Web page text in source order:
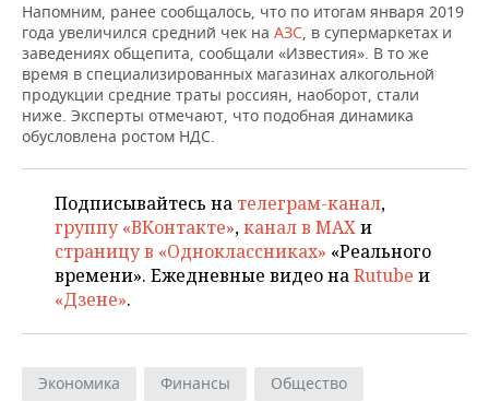
КИБЕРСПОРТ
ФИГУРНОЕ КАТАНИЕ
ВОДНЫЕ ВИДЫ СПОРТА
ХОККЕЙ С МЯЧОМ
КУЛЬТУРА
МЕДИЦИНА
ОБРАЗОВАНИЕ
ПРОИСШЕСТВИЯ
СПИСОК КОМПАНИЙ
Напомним, ранее сообщалось, что по итогам января 2019
года увеличился средний чек на АЗС, в супермаркетах и
заведениях общепита, сообщали «Известия». В то же
время в специализированных магазинах алкогольной
продукции средние траты россиян, наоборот, стали
ниже. Эксперты отмечают, что подобная динамика
обусловлена ростом НДС.
Подписывайтесь на телеграм-канал,
группу «ВКонтакте»,канал в MAXи
страницу в «Одноклассниках» «Реального
времени». Ежедневные видео наRutube и
«Дзене».
Экономика Финансы
Общество